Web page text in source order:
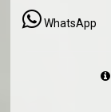
WhatsApp